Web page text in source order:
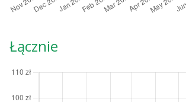
Łącznie